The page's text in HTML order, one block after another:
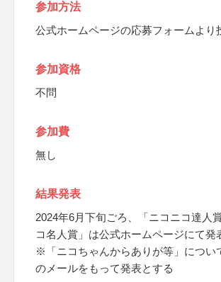
参加方法
公式ホームページの応募フォームより
参加資格
不問
参加費
無し
結果発表
2024年6月下旬ごろ、「ニコニコ達人
コ名人賞」は公式ホームページにて発
※「ニコちゃんからありが等」につい
のメールをもって発表とする